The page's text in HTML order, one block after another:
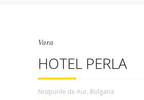
Vara
HOTEL PERLA
Nisipurile de Aur, Bulgaria